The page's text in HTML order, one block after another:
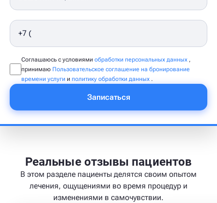
Соглашаюсь с условиями обработки персональных данных ,
принимаю Пользовательское соглашение на бронирование
времени услуги и политику обработки данных .
Записаться
Реальные отзывы пациентов
В этом разделе пациенты делятся своим опытом
лечения, ощущениями во время процедур и
изменениями в самочувствии.